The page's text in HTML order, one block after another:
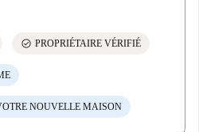
check_circle PROPRIÉTAIRE VÉRIFIÉ
NOUVELLE MAISON